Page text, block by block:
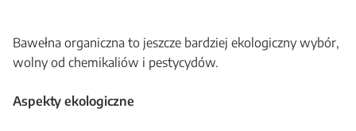
Bawełna organiczna to jeszcze bardziej ekologiczny wybór,
wolny od chemikaliów i pestycydów.
Aspekty ekologiczne